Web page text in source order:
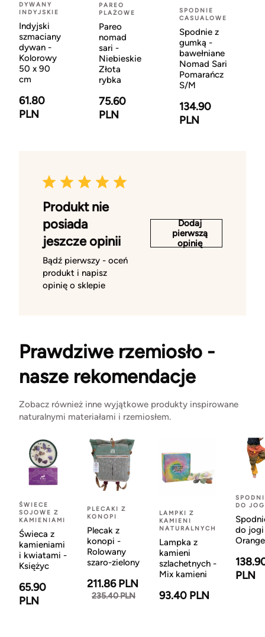
DYWANY
INDYJSKIE
Indyjski
szmaciany
dywan -
Kolorowy
50 x 90
cm
61.80
PLN
PAREO
PLAŻOWE
Pareo
nomad
sari -
Niebieskie
Złota
rybka
75.60
PLN
SPODNIE
CASUALOWE
Spodnie z
gumką -
bawełniane
Nomad Sari
Pomarańcz
S/M
134.90
PLN
Produkt nie
posiada
jeszcze opinii
Bądź pierwszy - oceń
produkt i napisz
opinię o sklepie
Dodaj
pierwszą
opinię
Prawdziwe rzemiosło -
nasze rekomendacje
Zobacz również inne wyjątkowe produkty inspirowane
naturalnymi materiałami i rzemiosłem.
ŚWIECE
SOJOWE Z
KAMIENIAMI
Świeca z
kamieniami
i kwiatami -
Księżyc
65.90
PLN
PLECAKI Z
KONOPI
Plecak z
konopi -
Rolowany
szaro-zielony
211.86 PLN
235.40 PLN
LAMPKI Z
KAMIENI
NATURALNYCH
Lampka z
kamieni
szlachetnych -
Mix kamieni
93.40 PLN
DO
do
Orange
PLN